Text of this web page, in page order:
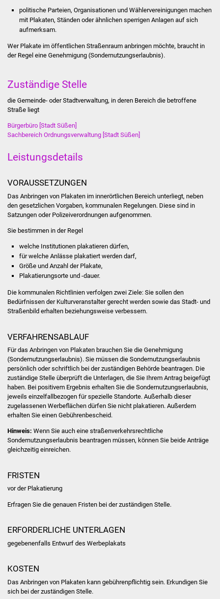
Projekte
Presse
Dienstleistungen
Formulare
Bildung
Schulen
Kolping-Musikschule
Volkshochschule
Soziale Einrichtungen
Kirchen
Familienzentrum
Suenergie
politische Parteien, Organisationen und Wählervereinigungen machen
mit Plakaten, Ständen oder ähnlichen sperrigen Anlagen auf sich
aufmerksam.
Wer Plakate im öffentlichen Straßenraum anbringen möchte, braucht in
der Regel eine Genehmigung (Sondernutzungserlaubnis).
Zuständige Stelle
die Gemeinde- oder Stadtverwaltung, in deren Bereich die betroffene
Straße liegt
Bürgerbüro [Stadt Süßen]
Sachbereich Ordnungsverwaltung [Stadt Süßen]
Leistungsdetails
VORAUSSETZUNGEN
Das Anbringen von Plakaten im innerörtlichen Bereich unterliegt, neben
den gesetzlichen Vorgaben, kommunalen Regelungen. Diese sind in
Satzungen oder Polizeiverordnungen aufgenommen.
Sie bestimmen in der Regel
welche Institutionen plakatieren dürfen,
für welche Anlässe plakatiert werden darf,
Größe und Anzahl der Plakate,
Plakatierungsorte und -dauer.
Die kommunalen Richtlinien verfolgen zwei Ziele: Sie sollen den
Bedürfnissen der Kulturveranstalter gerecht werden sowie das Stadt- und
Straßenbild erhalten beziehungsweise verbessern.
VERFAHRENSABLAUF
Für das Anbringen von Plakaten brauchen Sie die Genehmigung
(Sondernutzungserlaubnis). Sie müssen die Sondernutzungserlaubnis
persönlich oder schriftlich bei der zuständigen Behörde beantragen. Die
zuständige Stelle überprüft die Unterlagen, die Sie Ihrem Antrag beigefügt
haben. Bei positivem Ergebnis erhalten Sie die Sondernutzungserlaubnis,
jeweils einzelfallbezogen für spezielle Standorte. Außerhalb dieser
zugelassenen Werbeflächen dürfen Sie nicht plakatieren. Außerdem
erhalten Sie einen Gebührenbescheid.
Hinweis: Wenn Sie auch eine straßenverkehrsrechtliche
Sondernutzungserlaubnis beantragen müssen, können Sie beide Anträge
gleichzeitig einreichen.
FRISTEN
vor der Plakatierung
Erfragen Sie die genauen Fristen bei der zuständigen Stelle.
ERFORDERLICHE UNTERLAGEN
gegebenenfalls Entwurf des Werbeplakats
KOSTEN
Das Anbringen von Plakaten kann gebührenpflichtig sein. Erkundigen Sie
sich bei der zuständigen Stelle.